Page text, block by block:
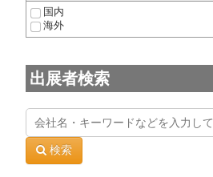
国内
海外
出展者検索
検索